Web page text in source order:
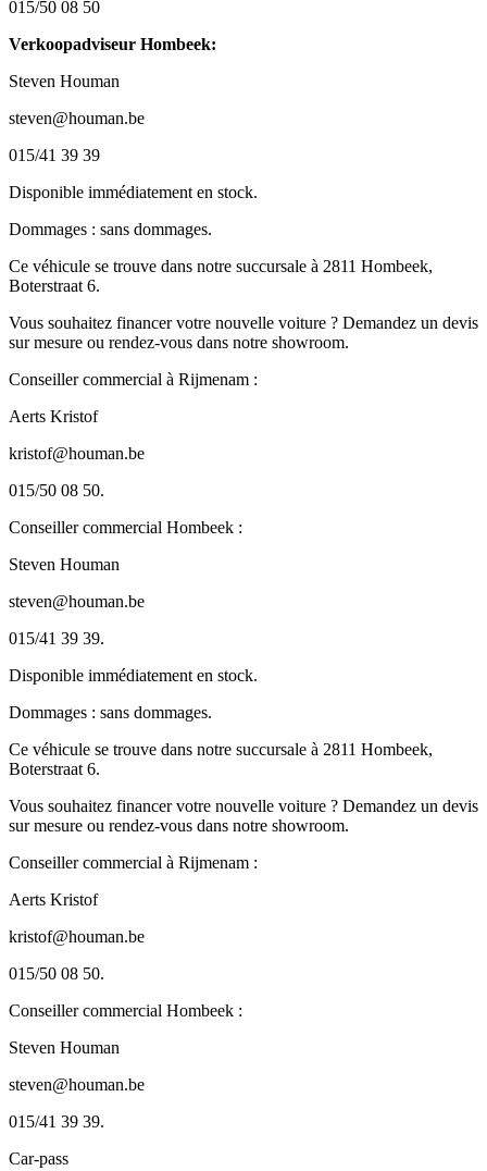
015/50 08 50
Verkoopadviseur Hombeek:
Steven Houman
steven@houman.be
015/41 39 39
Disponible immédiatement en stock.
Dommages : sans dommages.
Ce véhicule se trouve dans notre succursale à 2811 Hombeek,
Boterstraat 6.
Vous souhaitez financer votre nouvelle voiture ? Demandez un devis
sur mesure ou rendez-vous dans notre showroom.
Conseiller commercial à Rijmenam :
Aerts Kristof
kristof@houman.be
015/50 08 50.
Conseiller commercial Hombeek :
Steven Houman
steven@houman.be
015/41 39 39.
Disponible immédiatement en stock.
Dommages : sans dommages.
Ce véhicule se trouve dans notre succursale à 2811 Hombeek,
Boterstraat 6.
Vous souhaitez financer votre nouvelle voiture ? Demandez un devis
sur mesure ou rendez-vous dans notre showroom.
Conseiller commercial à Rijmenam :
Aerts Kristof
kristof@houman.be
015/50 08 50.
Conseiller commercial Hombeek :
Steven Houman
steven@houman.be
015/41 39 39.
Car-pass